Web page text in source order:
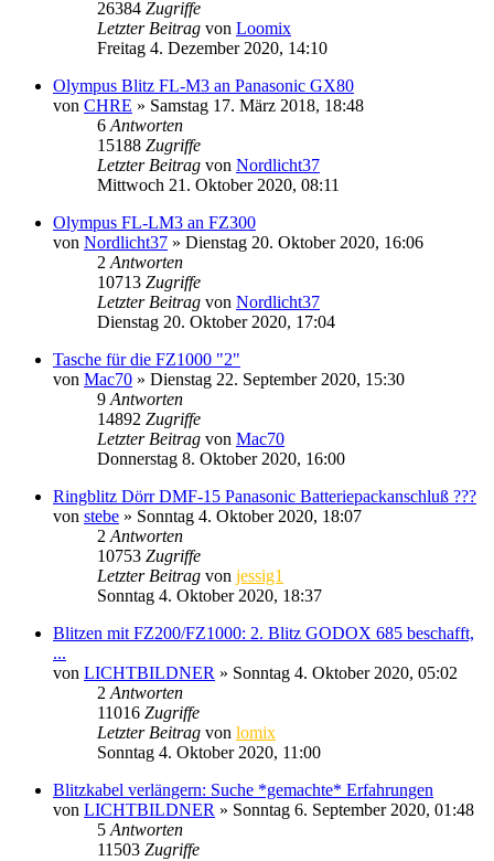
26384 Zugriffe
Letzter Beitrag von Loomix
Freitag 4. Dezember 2020, 14:10
Olympus Blitz FL-M3 an Panasonic GX80
von CHRE » Samstag 17. März 2018, 18:48
6 Antworten
15188 Zugriffe
Letzter Beitrag von Nordlicht37
Mittwoch 21. Oktober 2020, 08:11
Olympus FL-LM3 an FZ300
von Nordlicht37 » Dienstag 20. Oktober 2020, 16:06
2 Antworten
10713 Zugriffe
Letzter Beitrag von Nordlicht37
Dienstag 20. Oktober 2020, 17:04
Tasche für die FZ1000 "2"
von Mac70 » Dienstag 22. September 2020, 15:30
9 Antworten
14892 Zugriffe
Letzter Beitrag von Mac70
Donnerstag 8. Oktober 2020, 16:00
Ringblitz Dörr DMF-15 Panasonic Batteriepackanschluß ???
von stebe » Sonntag 4. Oktober 2020, 18:07
2 Antworten
10753 Zugriffe
Letzter Beitrag von jessig1
Sonntag 4. Oktober 2020, 18:37
Blitzen mit FZ200/FZ1000: 2. Blitz GODOX 685 beschafft,
...
von LICHTBILDNER » Sonntag 4. Oktober 2020, 05:02
2 Antworten
11016 Zugriffe
Letzter Beitrag von lomix
Sonntag 4. Oktober 2020, 11:00
Blitzkabel verlängern: Suche *gemachte* Erfahrungen
von LICHTBILDNER » Sonntag 6. September 2020, 01:48
5 Antworten
11503 Zugriffe